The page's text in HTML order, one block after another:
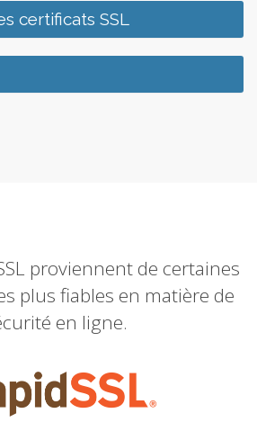
certificats SSL
proviennent de certaines
plus fiables en matière de
en ligne.